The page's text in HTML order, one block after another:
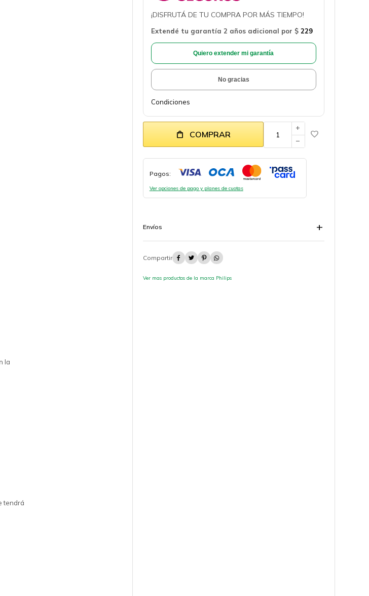
¡DISFRUTÁ DE TU COMPRA POR MÁS TIEMPO!
Extendé tu garantía 2 años adicional por $ 229
Quiero extender mi garantía
No gracias
Condiciones
COMPRAR
add
remove
Pagos:
Ver opciones de pago y planes de cuotas
Envíos
   
Ver mas productos de la marca Philips
la
tendrá